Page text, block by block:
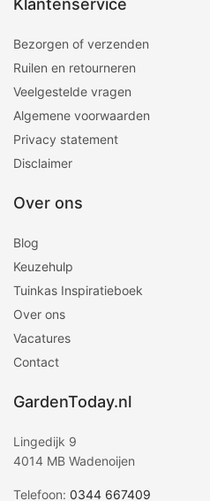
Klantenservice
Bezorgen of verzenden
Ruilen en retourneren
Veelgestelde vragen
Algemene voorwaarden
Privacy statement
Disclaimer
Over ons
Blog
Keuzehulp
Tuinkas Inspiratieboek
Over ons
Vacatures
Contact
GardenToday.nl
Lingedijk 9
4014 MB Wadenoijen
Telefoon:0344 667409